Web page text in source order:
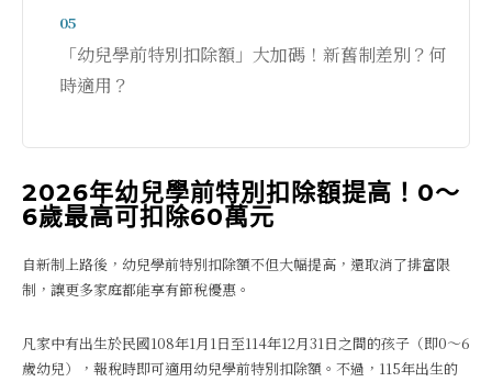
05
「幼兒學前特別扣除額」大加碼！新舊制差別？何
時適用？
2026年幼兒學前特別扣除額提高！0～
6歲最高可扣除60萬元
自新制上路後，幼兒學前特別扣除額不但大幅提高，還取消了排富限
制，讓更多家庭都能享有節稅優惠。
凡家中有出生於民國108年1月1日至114年12月31日之間的孩子（即0～6
歲幼兒），報稅時即可適用幼兒學前特別扣除額。不過，115年出生的